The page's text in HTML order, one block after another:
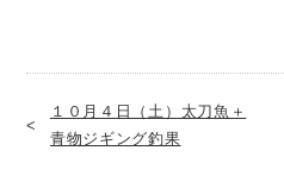
１０月４日（土）太刀魚＋
青物ジギング釣果